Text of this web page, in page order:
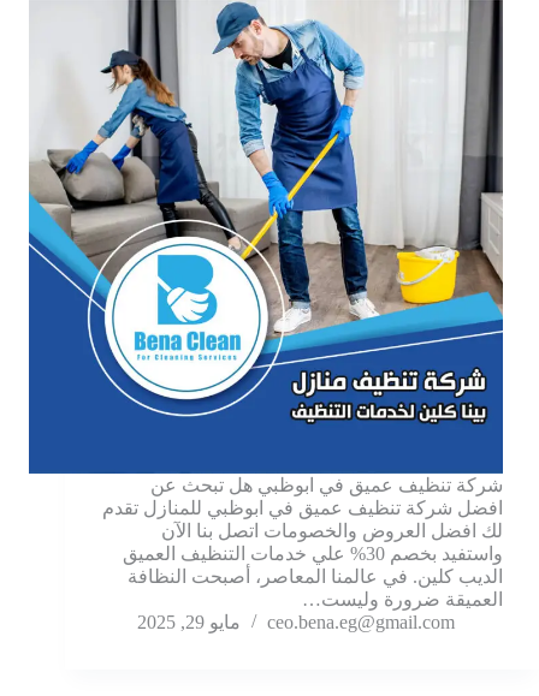
شركة تنظيف عميق في ابوظبي هل تبحث عن
افضل شركة تنظيف عميق في ابوظبي للمنازل تقدم
لك افضل العروض والخصومات اتصل بنا الآن
واستفيد بخصم 30% علي خدمات التنظيف العميق
الديب كلين. في عالمنا المعاصر، أصبحت النظافة
العميقة ضرورة وليست…
ceo.bena.eg@gmail.com
مايو 29, 2025